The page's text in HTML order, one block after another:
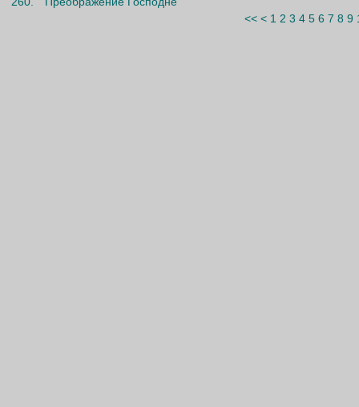
<< < 1 2 3 4 5 6 7 8 9